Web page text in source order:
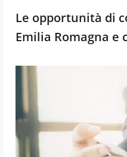
Le opportunità di
Emilia Romagna e